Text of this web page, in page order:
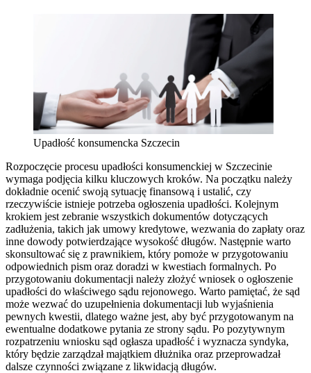
Upadłość konsumencka Szczecin
Rozpoczęcie procesu upadłości konsumenckiej w Szczecinie
wymaga podjęcia kilku kluczowych kroków. Na początku należy
dokładnie ocenić swoją sytuację finansową i ustalić, czy
rzeczywiście istnieje potrzeba ogłoszenia upadłości. Kolejnym
krokiem jest zebranie wszystkich dokumentów dotyczących
zadłużenia, takich jak umowy kredytowe, wezwania do zapłaty oraz
inne dowody potwierdzające wysokość długów. Następnie warto
skonsultować się z prawnikiem, który pomoże w przygotowaniu
odpowiednich pism oraz doradzi w kwestiach formalnych. Po
przygotowaniu dokumentacji należy złożyć wniosek o ogłoszenie
upadłości do właściwego sądu rejonowego. Warto pamiętać, że sąd
może wezwać do uzupełnienia dokumentacji lub wyjaśnienia
pewnych kwestii, dlatego ważne jest, aby być przygotowanym na
ewentualne dodatkowe pytania ze strony sądu. Po pozytywnym
rozpatrzeniu wniosku sąd ogłasza upadłość i wyznacza syndyka,
który będzie zarządzał majątkiem dłużnika oraz przeprowadzał
dalsze czynności związane z likwidacją długów.